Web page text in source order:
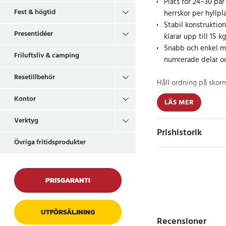
Fest & högtid
Presentidéer
Friluftsliv & camping
Resetillbehör
Kontor
Verktyg
Övriga fritidsprodukter
PRISGARANTI
UTFÖRSÄLJNING
herrskor per
Stabil
klarar upp till 15 kg
Snabb och enkel
numrerade delar
Håll ordning på
SONGMICS. Setet
vardera och rymmer
hyllplan har en
även tyngre
LÄS MER
Prishistorik
Recensioner